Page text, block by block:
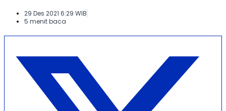
29 Des 2021 6:29 WIB
5 menit baca